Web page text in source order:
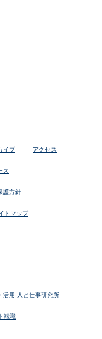
イブ アクセス
ス
護方針
トマップ
活用 人と仕事研究所
転職